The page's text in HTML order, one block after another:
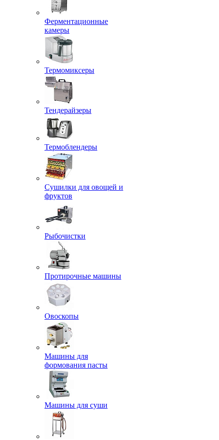
Ферментационные
камеры
Термомиксеры
Тендерайзеры
Термоблендеры
Сушилки для овощей и
фруктов
Рыбочистки
Протирочные машины
Овоскопы
Машины для
формования пасты
Машины для суши